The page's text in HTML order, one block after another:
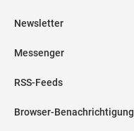
Newsletter
Messenger
RSS-Feeds
Browser-Benachrichtigung